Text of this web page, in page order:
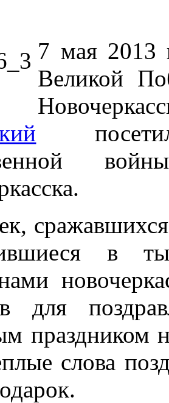
7 мая 2013
Великой
в
для
праздником
слова